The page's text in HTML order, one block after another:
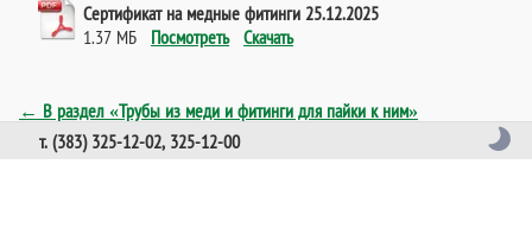
Сертификат на медные фитинги 25.12.2025
1.37 МБ Посмотреть Скачать
← В раздел «Трубы из меди и фитинги для пайки к ним»
т. (383) 325-12-02, 325-12-00